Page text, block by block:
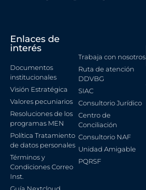
Enlaces de
interés
Documentos
institucionales
Visión Estratégica
Valores pecuniarios
Resoluciones de los
programas MEN
Política Tratamiento
de datos personales
Términos y
Condiciones Correo
Inst.
Guía Nextcloud
Trabaja con nosotros
Ruta de atención
DDVBG
SIAC
Consultorio Jurídico
Centro de
Conciliación
Consultorio NAF
Unidad Amigable
PQRSF